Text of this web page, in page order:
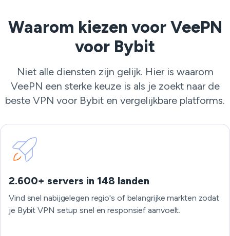
Waarom kiezen voor VeePN
voor Bybit
Niet alle diensten zijn gelijk. Hier is waarom
VeePN een sterke keuze is als je zoekt naar de
beste VPN voor Bybit en vergelijkbare platforms.
2.600+ servers in 148 landen
Vind snel nabijgelegen regio's of belangrijke markten zodat
je Bybit VPN setup snel en responsief aanvoelt.